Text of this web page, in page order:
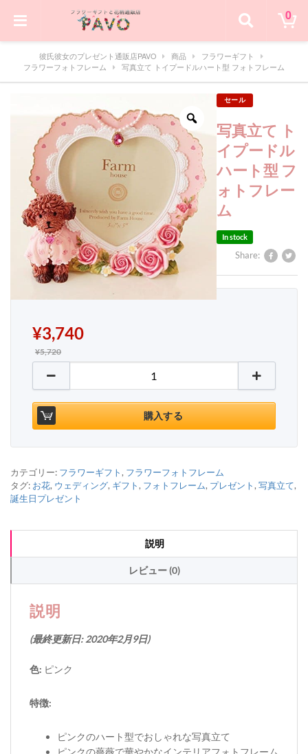
0
彼氏彼女のプレゼント通販店PAVO 商品
フラワーギフト
フラワーフォトフレーム
写真立て トイプードルハート型 フォトフレーム
セール
写真立て ト
イプードル
ハート型 フ
ォトフレー
ム
Share:
In stock
¥5,720
¥3,740
写真立て トイプードルハート型 フォトフレーム個
購入する
カテゴリー: フラワーギフト , フラワーフォトフレーム
タグ: お花, ウェディング, ギフト , フォトフレーム, プレゼント , 写真立て,
誕生日プレゼント
説明
レビュー (0)
説明
(最終更新日: 2020年2月9日)
色: ピンク
特徴:
ピンクのハート型でおしゃれな写真立て